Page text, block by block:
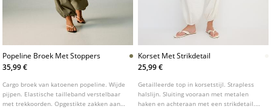
Popeline Broek Met Stoppers
35,99 €
Cargo broek van katoenen popeline. Wijde
pijpen. Elastische tailleband verstelbaar
met trekkoorden. Opgestikte zakken aan
Korset Met Strikdetail
25,99 €
Getailleerde top in korsetstijl. Strapless
halslijn. Sluiting vooraan met metalen
haken en achteraan met een strikdetail.